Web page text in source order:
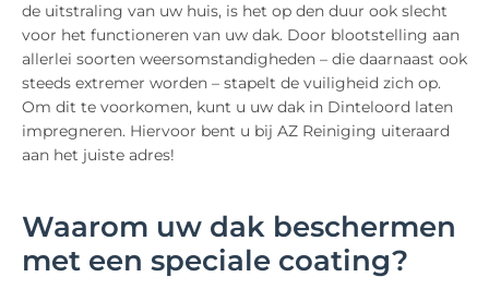
de uitstraling van uw huis, is het op den duur ook slecht
voor het functioneren van uw dak. Door blootstelling aan
allerlei soorten weersomstandigheden – die daarnaast ook
steeds extremer worden – stapelt de vuiligheid zich op.
Om dit te voorkomen, kunt u uw dak in Dinteloord laten
impregneren. Hiervoor bent u bij AZ Reiniging uiteraard
aan het juiste adres!
Waarom uw dak beschermen
met een speciale coating?